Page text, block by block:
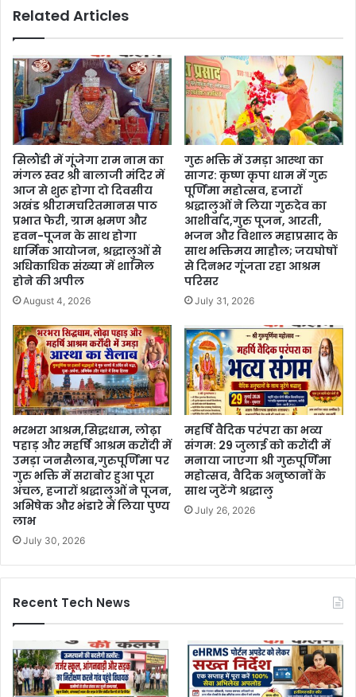
Related Articles
सिलौंडी में गूंजेगा राम नाम का
मंगल स्वर श्री बालाजी मंदिर में
आज से शुरू होगा दो दिवसीय
अखंड श्रीरामचरितमानस पाठ
प्रभात फेरी, ग्राम भ्रमण और
हवन-पूजन के साथ होगा
धार्मिक आयोजन, श्रद्धालुओं से
अधिकाधिक संख्या में शामिल
होने की अपील
August 4, 2026
गुरु भक्ति में उमड़ा आस्था का
सागर: कृष्ण कृपा धाम में गुरु
पूर्णिमा महोत्सव, हजारों
श्रद्धालुओं ने लिया गुरुदेव का
आशीर्वाद,गुरु पूजन, आरती,
भजन और विशाल महाप्रसाद के
साथ भक्तिमय माहौल; जयघोषों
से दिनभर गूंजता रहा आश्रम
परिसर
July 31, 2026
भरभरा आश्रम,सिद्धधाम, लोढ़ा
पहाड़ और महर्षि आश्रम करौंदी में
उमड़ा जनसैलाब,गुरुपूर्णिमा पर
गुरु भक्ति में सराबोर हुआ पूरा
अंचल, हजारों श्रद्धालुओं ने पूजन,
अभिषेक और भंडारे में लिया पुण्य
लाभ
July 30, 2026
महर्षि वैदिक परंपरा का भव्य
संगम: 29 जुलाई को करौंदी में
मनाया जाएगा श्री गुरुपूर्णिमा
महोत्सव, वैदिक अनुष्ठानों के
साथ जुटेंगे श्रद्धालु
July 26, 2026
Recent Tech News